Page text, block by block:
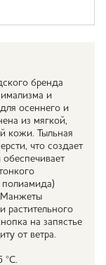
бренда
и
осеннего и
из мягкой,
кожи. Тыльная
что создает
Манжеты
растительного
на запястье
от ветра.
°С.